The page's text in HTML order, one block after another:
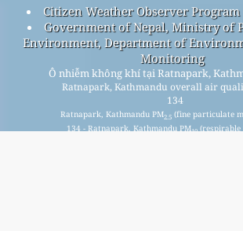
Citizen Weather Observer Program
Government of Nepal, Ministry of
Environment, Department of
Monitoring
Ô nhiễm không khí tại Ratnapark,
Ratnapark, Kathmandu overall air
134
Ratnapark, Kathmandu PM2.5 (fine particulate
134 - Ratnapark, Kathmandu PM10(respirable